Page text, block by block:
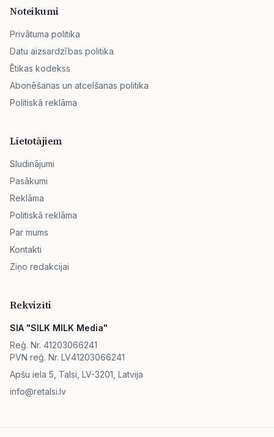
Noteikumi
Privātuma politika
Datu aizsardzības politika
Ētikas kodekss
Abonēšanas un atcelšanas politika
Politiskā reklāma
Lietotājiem
Sludinājumi
Pasākumi
Reklāma
Politiskā reklāma
Par mums
Kontakti
Ziņo redakcijai
Rekvizīti
SIA "SILK MILK Media"
Reģ. Nr. 41203066241
PVN reģ. Nr. LV41203066241
Apšu iela 5, Talsi, LV-3201, Latvija
info@retalsi.lv